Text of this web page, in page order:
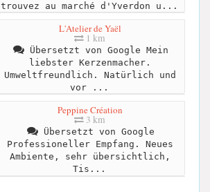
trouvez au marché d'Yverdon u...
L'Atelier de Yaël
1 km
Übersetzt von Google Mein
liebster Kerzenmacher.
Umweltfreundlich. Natürlich und
vor ...
Peppine Création
3 km
Übersetzt von Google
Professioneller Empfang. Neues
Ambiente, sehr übersichtlich,
Tis...